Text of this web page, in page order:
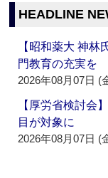
HEADLINE
【昭和薬大 神林
門教育の充実を
2026年08月07日 (
【厚労省検討会
目が対象に
2026年08月07日 (